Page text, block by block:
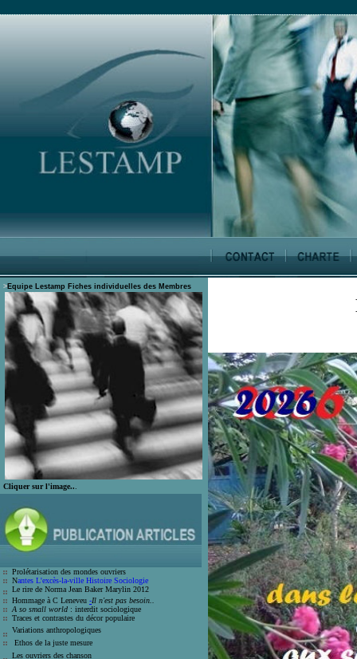
> Equipe Lestamp Fiches individuelles des Membres
Cliquer sur l'image..
Prolétarisation des mondes ouvriers
Nantes L'excès-la-ville Histoire Sociologie
Le rire de Norma Jean Baker Marylin 2012
Hommage à C Leneveu -Il n'est pas besoin..
A so small world : interdit sociologique
Traces et contrastes du décor populaire
Variations anthropologiques
Ethos de la juste mesure
Les ouvriers des chanson